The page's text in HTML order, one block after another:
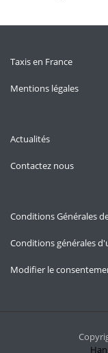
Taxis en France
Mentions légales
Actualités
Contactez nous
Conditions Générales
Conditions générales
Modifier le